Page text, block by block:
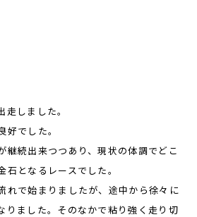
しました。
でした。
継続出来つつあり、現状の体調でどこ
となるレースでした。
れで始まりましたが、途中から徐々に
りました。そのなかで粘り強く走り切